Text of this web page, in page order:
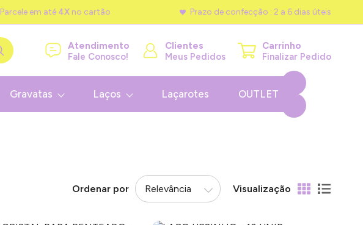
Parcele em até 4X no cartão Prazo de confecção : 2 a 6 dias úteis
Atendimento
Fale Conosco!
Clientes
Meus Pedidos
Carrinho
Finalizar Pedido
Gravatas Laços Laçarotes OUTLET
Ordenar por Visualização